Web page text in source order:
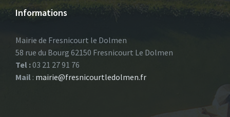
Informations
Mairie de Fresnicourt le Dolmen
58 rue du Bourg 62150 Fresnicourt Le Dolmen
Tel :03 21 27 91 76
Mail : mairie@fresnicourtledolmen.fr